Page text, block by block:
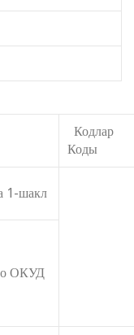
Кодлар
Коды
1-шакл
ОКУД